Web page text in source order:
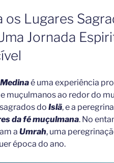
os Lugares
Jornada
Medinaé uma experiência
muçulmanos ao redor do
do Islã, e a
da fé muçulmana. No
a Umrah, uma
época do ano.